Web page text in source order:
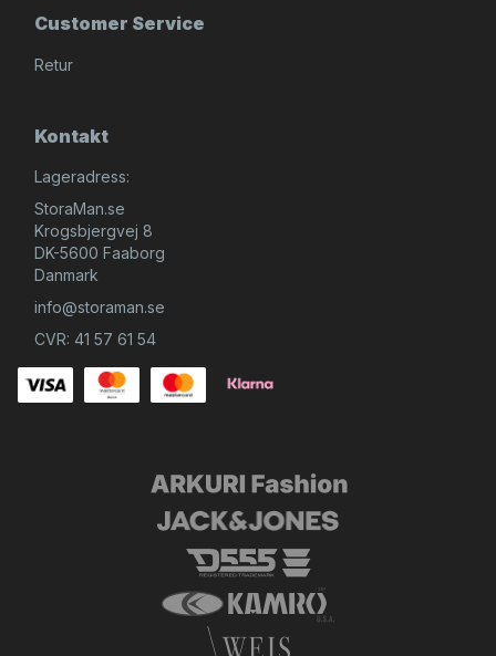
Customer Service
Retur
Kontakt
Lageradress:
StoraMan.se
Krogsbjergvej 8
DK-5600 Faaborg
Danmark
info@storaman.se
CVR: 41 57 61 54